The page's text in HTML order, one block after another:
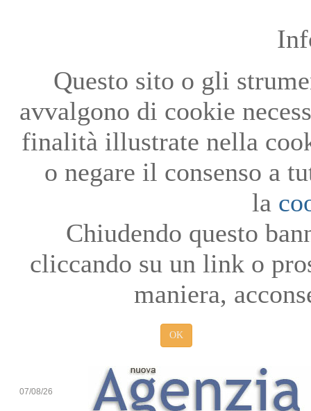
Questo sito o gli
avvalgono di cookie
finalità illustrate nella
o negare il consenso a
la
Chiudendo questo
cliccando su un link o
maniera,
OK
07/08/26